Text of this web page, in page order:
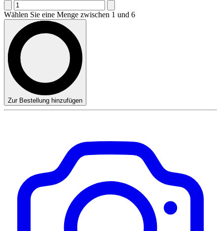
Wählen Sie eine Menge zwischen 1 und 6
Zur Bestellung hinzufügen